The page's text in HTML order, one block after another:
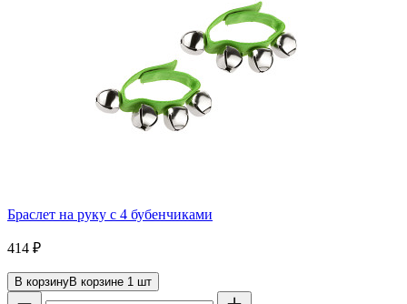
Браслет на руку с 4 бубенчиками
414 ₽
В корзинуВ корзине 1 шт